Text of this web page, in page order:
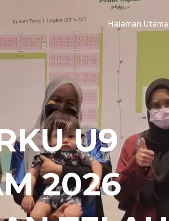
Halaman Utama
U9
2026